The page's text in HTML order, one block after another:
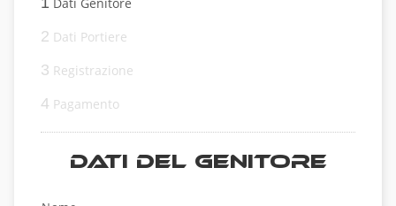
2 Dati Portiere
3 Registrazione
4 Pagamento
Dati del Genitore